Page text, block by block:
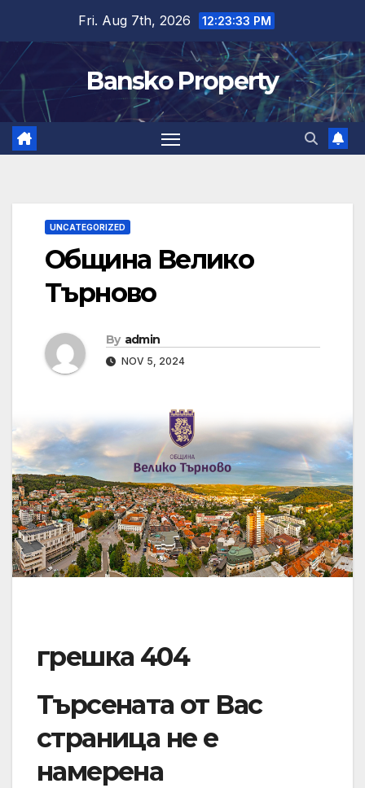
content
Fri. Aug 7th, 2026 12:23:34 PM
Bansko Property
UNCATEGORIZED
Община Велико
Търново
By admin
NOV 5, 2024
грешка 404
Търсената от Вас
страница не е
намерена